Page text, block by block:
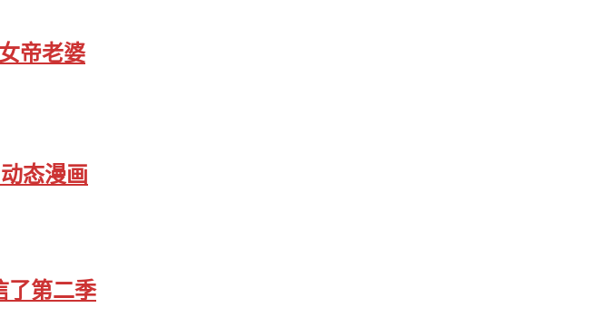
帝老婆
态漫画
了第二季